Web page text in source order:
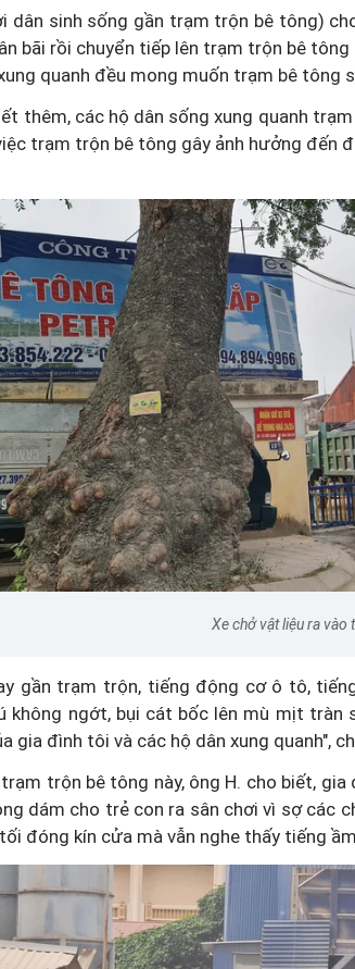
dân sinh sống gần trạm trộn bê tông)
bãi rồi chuyển tiếp lên trạm trộn bê
quanh đều mong muốn trạm bê tông
thêm, các hộ dân sống xung quanh
trạm trộn bê tông gây ảnh hưởng đến
Xe chở vật liệu ra vào
gần trạm trộn, tiếng động cơ ô tô,
không ngớt, bụi cát bốc lên mù mịt tràn
gia đình tôi và các hộ dân xung quanh",
trộn bê tông này, ông H. cho biết,
dám cho trẻ con ra sân chơi vì sợ các
đóng kín cửa mà vẫn nghe thấy tiếng